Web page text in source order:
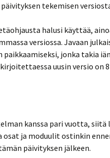
tekemisen
halusi käyttää,
versiossa. Javaan
paikkaamiseksi, jonka takia
uusin versio on 8
kanssa pari vuotta,
osat ja moduulit ostinkin
päivityksen jälkeen.